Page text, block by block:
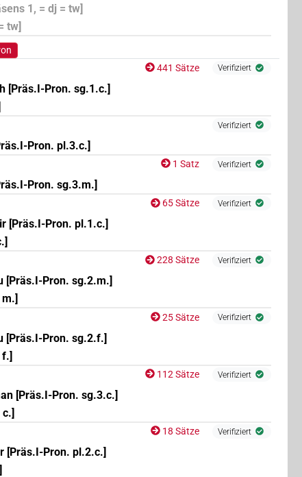
1, = dj = tw]
tw]
441 Sätze Verifiziert
[Präs.I-Pron. sg.1.c.]
Verifiziert
Pron. pl.3.c.]
1 Satz Verifiziert
Pron. sg.3.m.]
65 Sätze Verifiziert
[Präs.I-Pron. pl.1.c.]
228 Sätze Verifiziert
[Präs.I-Pron. sg.2.m.]
25 Sätze Verifiziert
[Präs.I-Pron. sg.2.f.]
112 Sätze Verifiziert
[Präs.I-Pron. sg.3.c.]
18 Sätze Verifiziert
[Präs.I-Pron. pl.2.c.]